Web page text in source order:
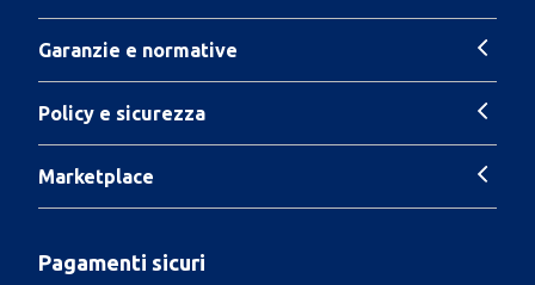
Garanzie e normative
Policy e sicurezza
Marketplace
Pagamenti sicuri